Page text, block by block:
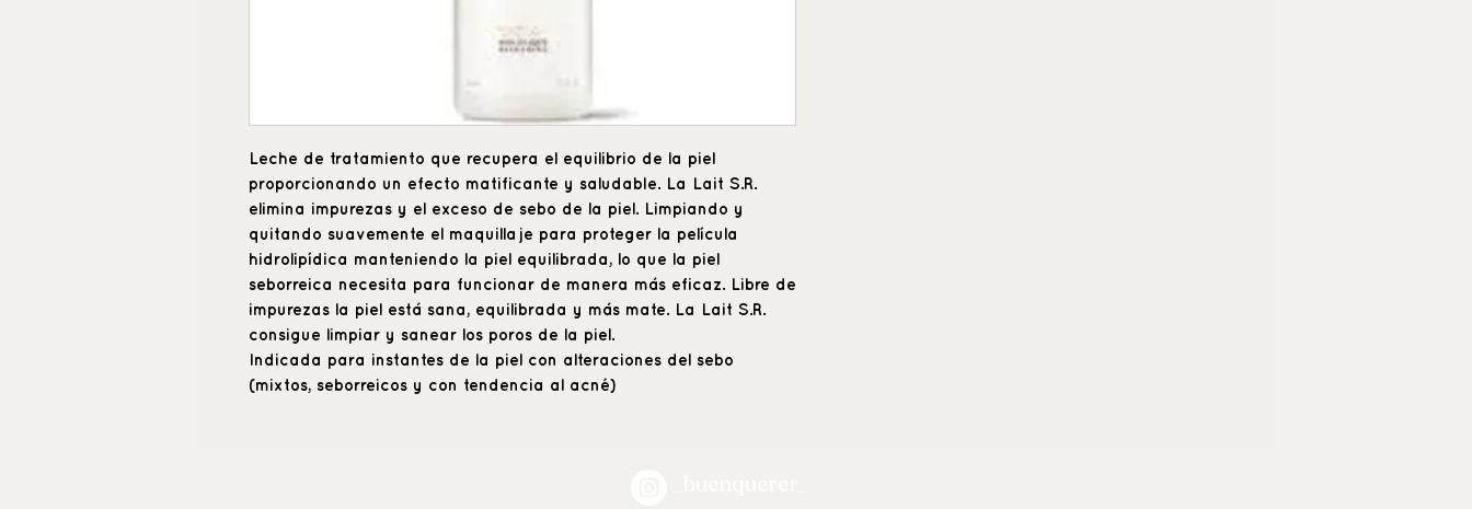
Leche de tratamiento que recupera el equilibrio de la piel
proporcionando un efecto matificante y saludable. La Lait S.R.
elimina impurezas y el exceso de sebo de la piel. Limpiando y
quitando suavemente el maquillaje para proteger la película
hidrolipídica manteniendo la piel equilibrada, lo que la piel
seborreica necesita para funcionar de manera más eficaz. Libre de
impurezas la piel está sana, equilibrada y más mate. La Lait S.R.
consigue limpiar y sanear los poros de la piel.
Indicada para instantes de la piel con alteraciones del sebo
(mixtos, seborreicos y con tendencia al acné)